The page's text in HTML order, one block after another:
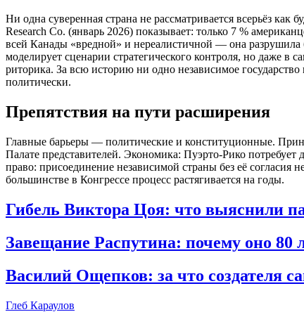
Ни одна суверенная страна не рассматривается всерьёз
Research Co. (январь 2026) показывает: только 7 %
всей Канады «вредной» и нереалистичной — она
моделирует сценарии стратегического контроля, но даже
риторика. За всю историю ни одно независимое
политически.
Препятствия на пути расширения
Главные барьеры — политические и конституционные.
Палате представителей. Экономика: Пуэрто-Рико
право: присоединение независимой страны без её
большинстве в Конгрессе процесс растягивается на годы.
Гибель Виктора Цоя: что выяснили
Завещание Распутина: почему оно 80
Василий Ощепков: за что создателя
Глеб Караулов